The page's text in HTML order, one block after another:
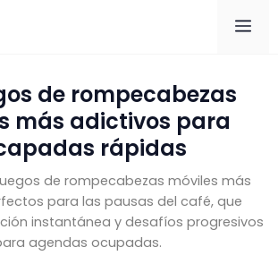
de rompecabezas
más adictivos para
rápidas
de rompecabezas móviles más
para las pausas del café, que
instantánea y desafíos progresivos
agendas ocupadas.